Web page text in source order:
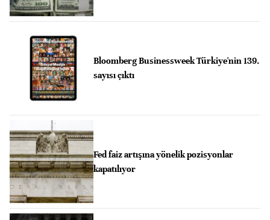
Bloomberg Businessweek Türkiye'nin 139.
sayısı çıktı
Fed faiz artışına yönelik pozisyonlar
kapatılıyor